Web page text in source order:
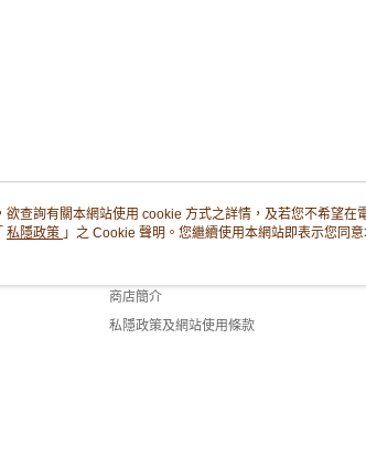
關於我們
商店簡介
私隱政策及網站使用條款
欲查詢有關本網站使用 cookie 方式之詳情，及若您不希望在
私隱政策 」之 Cookie 聲明。您繼續使用本網站即表示您同